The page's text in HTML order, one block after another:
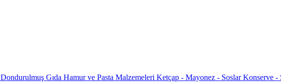
Dondurulmuş Gıda Hamur ve Pasta Malzemeleri Ketçap - Mayonez - SoslarKonserve -